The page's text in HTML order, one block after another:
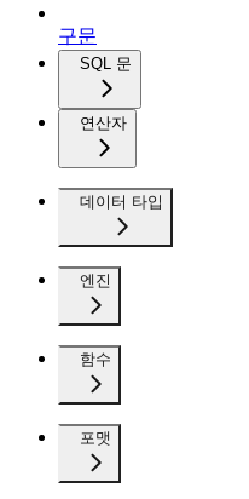
구문
SQL 문
연산자
데이터 타입
엔진
함수
포맷